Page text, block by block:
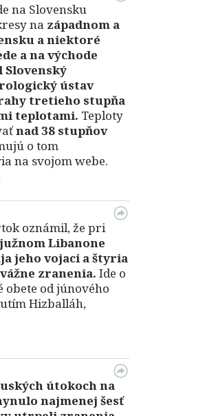
na Slovensku
na západnom a
a niektoré
a na východe
ústav
tretieho stupňa
teplotami. Teploty
nad 38 stupňov
o tom
na svojom webe.
oznámil, že pri
Libanone
jeho vojaci a štyria
zranenia. Ide o
obete od júnového
Hizballáh,
útokoch na
najmenej šesť